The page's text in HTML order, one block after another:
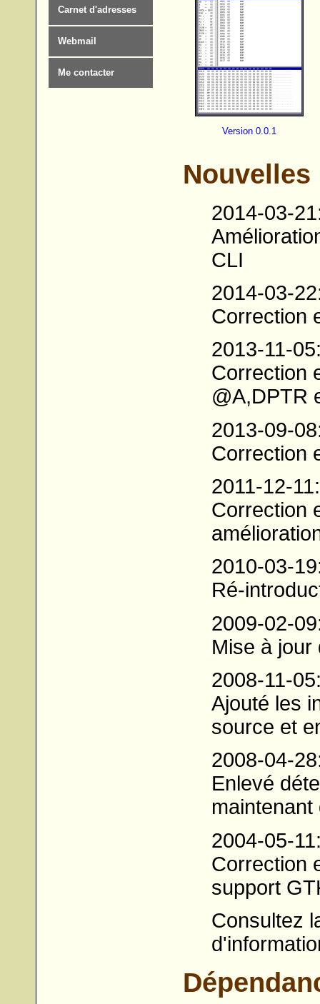
Carnet d'adresses
Webmail
Me contacter
Version 0.0.1
Nouvelles
2014-03-
CLI
2014-03-
Correction
2013-11-
Correction
@A,DPTR
2013-09-
Correction
2011-12-
Correction
2010-03-
Ré-
2009-02-
Mise à jour
2008-11-
Ajouté les
source et
2008-04-
Enlevé
2004-05-
Correction
support
Consultez